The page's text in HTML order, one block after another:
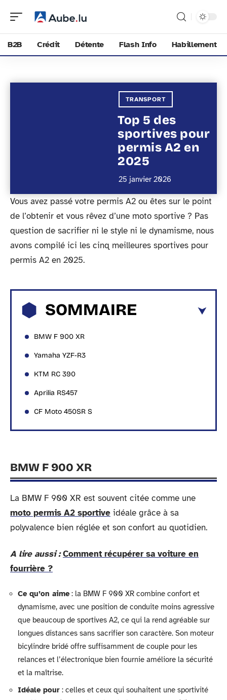
B2B Crédit Détente Flash Info Habillement
TRANSPORT
Top 5 des
sportives pour
permis A2 en
2025
25 janvier 2026
Vous avez passé votre permis A2 ou êtes sur le point
de l’obtenir et vous rêvez d’une moto sportive ? Pas
question de sacrifier ni le style ni le dynamisme, nous
avons compilé ici les cinq meilleures sportives pour
permis A2 en 2025.
SOMMAIRE
BMW F 900 XR
Yamaha YZF-R3
KTM RC 390
Aprilia RS457
CF Moto 450SR S
BMW F 900 XR
La BMW F 900 XR est souvent citée comme une
moto permis A2 sportive idéale grâce à sa
polyvalence bien réglée et son confort au quotidien.
A lire aussi : Comment récupérer sa voiture en
fourrière ?
Ce qu’on aime: la BMW F 900 XR combine confort et
dynamisme, avec une position de conduite moins agressive
que beaucoup de sportives A2, ce qui la rend agréable sur
longues distances sans sacrifier son caractère. Son moteur
bicylindre bridé offre suffisamment de couple pour les
relances et l’électronique bien fournie améliore la sécurité
et la maîtrise.
Idéale pour : celles et ceux qui souhaitent une sportivité